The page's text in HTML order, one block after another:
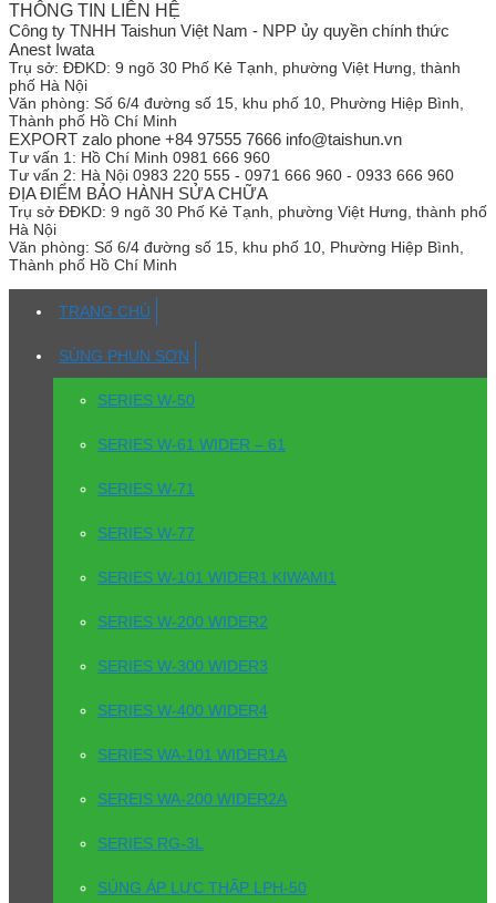
THÔNG TIN LIÊN HỆ
Công ty TNHH Taishun Việt Nam - NPP ủy quyền chính thức
Anest Iwata
Trụ sở: ĐĐKD: 9 ngõ 30 Phố Kẻ Tạnh, phường Việt Hưng, thành
phố Hà Nội
Văn phòng: Số 6/4 đường số 15, khu phố 10, Phường Hiệp Bình,
Thành phố Hồ Chí Minh
EXPORT zalo phone +84 97555 7666 info@taishun.vn
Tư vấn 1: Hồ Chí Minh 0981 666 960
Tư vấn 2: Hà Nội 0983 220 555 - 0971 666 960 - 0933 666 960
ĐỊA ĐIỂM BẢO HÀNH SỬA CHỮA
Trụ sở ĐĐKD: 9 ngõ 30 Phố Kẻ Tạnh, phường Việt Hưng, thành phố
Hà Nội
Văn phòng: Số 6/4 đường số 15, khu phố 10, Phường Hiệp Bình,
Thành phố Hồ Chí Minh
TRANG CHỦ
SÚNG PHUN SƠN
SERIES W-50
SERIES W-61 WIDER – 61
SERIES W-71
SERIES W-77
SERIES W-101 WIDER1 KIWAMI1
SERIES W-200 WIDER2
SERIES W-300 WIDER3
SERIES W-400 WIDER4
SERIES WA-101 WIDER1A
SEREIS WA-200 WIDER2A
SERIES RG-3L
SÚNG ÁP LỰC THẤP LPH-50